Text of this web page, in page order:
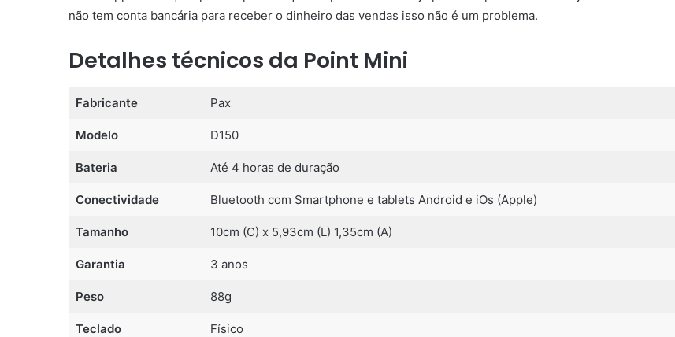
não tem conta bancária para receber o dinheiro das vendas isso não é um problema.
Detalhes técnicos da Point Mini
Fabricante Pax
Modelo D150
Bateria Até 4 horas de duração
Conectividade Bluetooth com Smartphone e tablets Android e iOs (Apple)
Tamanho 10cm (C) x 5,93cm (L) 1,35cm (A)
Garantia 3 anos
Peso 88g
Teclado Físico